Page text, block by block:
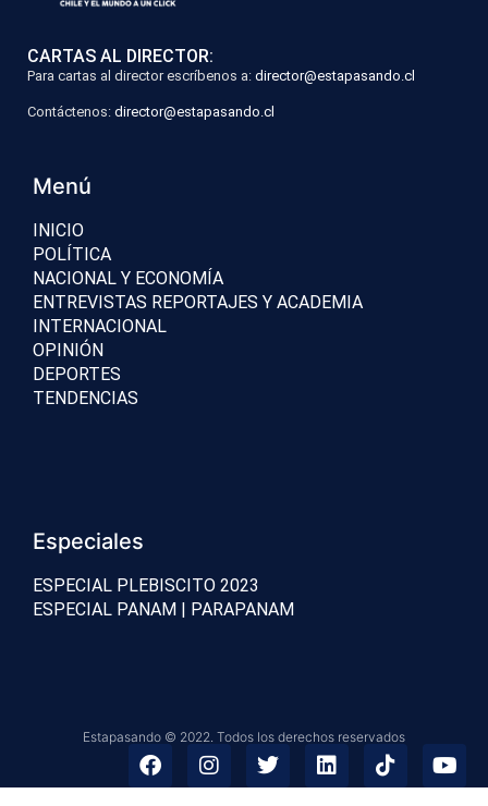
CARTAS AL DIRECTOR:
Para cartas al director escríbenos a: director@estapasando.cl
Contáctenos: director@estapasando.cl
Menú
INICIO
POLÍTICA
NACIONAL Y ECONOMÍA
ENTREVISTAS REPORTAJES Y ACADEMIA
INTERNACIONAL
OPINIÓN
DEPORTES
TENDENCIAS
Especiales
ESPECIAL PLEBISCITO 2023
ESPECIAL PANAM | PARAPANAM
Estapasando © 2022. Todos los derechos reservados